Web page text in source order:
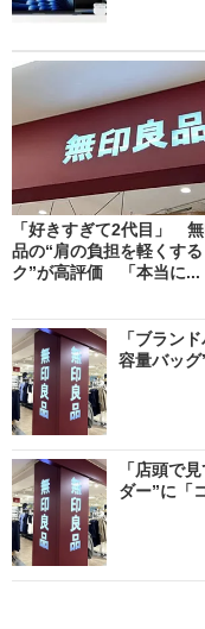
「好きすぎて2代目」
品の“肩の負担を軽くす
ク”が高評価 「本当に...
「ブラン
容量バッ
「店頭で
ダー”に「